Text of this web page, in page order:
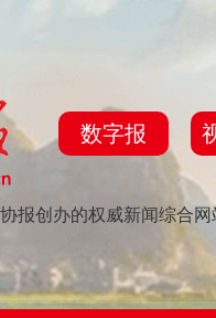
数字报
报创办的权威新闻综合网